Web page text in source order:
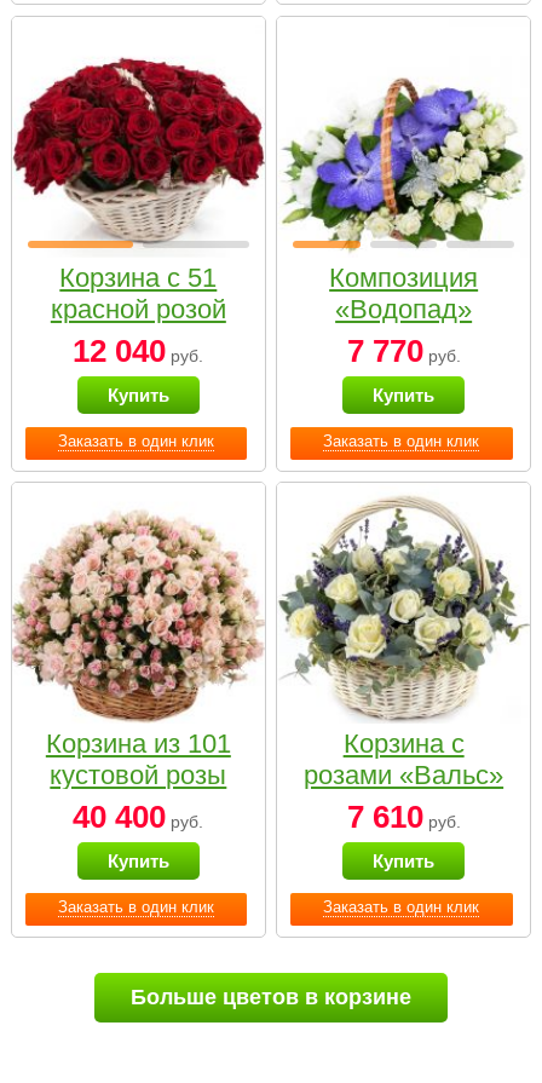
Заказать в один клик
Корзина с 51
красной розой
12 040 руб.
Купить
Заказать в один клик
Композиция
«Водопад»
7 770руб.
Купить
Заказать в один клик
Корзина из 101
кустовой розы
нежных тонов
40 400 руб.
Купить
Заказать в один клик
Корзина с
розами «Вальс»
7 610руб.
Купить
Больше цветов в корзине